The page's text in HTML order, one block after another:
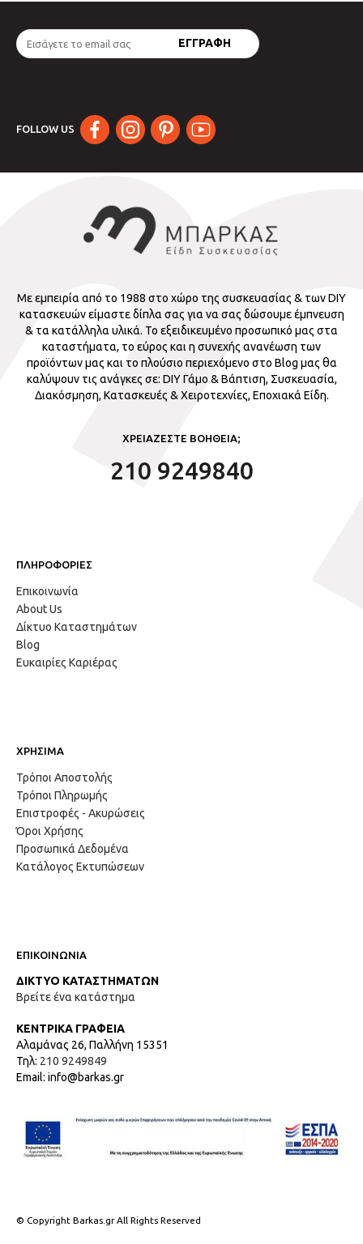
FOLLOW US
Με εμπειρία από το 1988 στο χώρο της συσκευασίας & των DIY
κατασκευών είμαστε δίπλα σας για να σας δώσουμε έμπνευση
& τα κατάλληλα υλικά. Το εξειδικευμένο προσωπικό μας στα
καταστήματα, το εύρος και η συνεχής ανανέωση των
προϊόντων μας και το πλούσιο περιεχόμενο στο Blog μας θα
καλύψουν τις ανάγκες σε: DIY Γάμο & Βάπτιση, Συσκευασία,
Διακόσμηση, Κατασκευές & Χειροτεχνίες, Εποχιακά Είδη.
ΧΡΕΙΑΖΕΣΤΕ ΒΟΗΘΕΙΑ;
210 9249840
ΠΛΗΡΟΦΟΡΙΕΣ
Επικοινωνία
About Us
Δίκτυο Καταστημάτων
Blog
Ευκαιρίες Καριέρας
ΧΡΗΣΙΜΑ
Τρόποι Αποστολής
Τρόποι Πληρωμής
Επιστροφές - Ακυρώσεις
Όροι Χρήσης
Προσωπικά Δεδομένα
Κατάλογος Εκτυπώσεων
ΕΠΙΚΟΙΝΩΝΙΑ
ΔΙΚΤΥΟ ΚΑΤΑΣΤΗΜΑΤΩΝ
Βρείτε ένα κατάστημα
ΚΕΝΤΡΙΚΑ ΓΡΑΦΕΙΑ
Αλαμάνας 26, Παλλήνη 15351
Τηλ: 210 9249849
Email: info@barkas.gr
© Copyright Barkas.gr All Rights Reserved